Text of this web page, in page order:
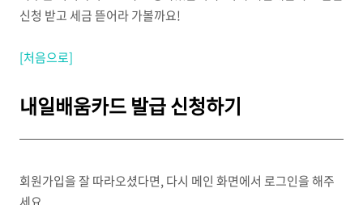
신청 받고 세금 뜯어라 가볼까요!
[처음으로]
내일배움카드 발급 신청하기
회원가입을 잘 따라오셨다면, 다시 메인 화면에서 로그인을 해주